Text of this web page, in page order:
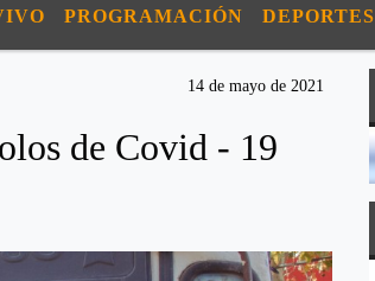
PROGRAMACIÓN DEPORTES
14 de mayo de 2021
de Covid - 19